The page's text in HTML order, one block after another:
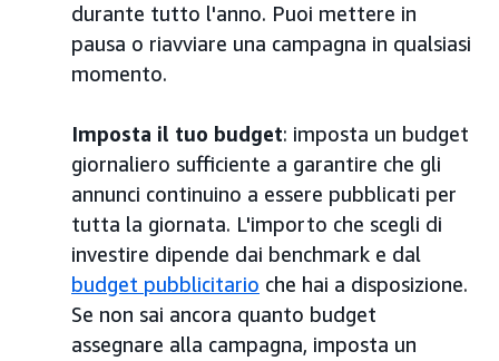
durante tutto l'anno. Puoi mettere in
pausa o riavviare una campagna in qualsiasi
momento.
Imposta il tuo budget: imposta un budget
giornaliero sufficiente a garantire che gli
annunci continuino a essere pubblicati per
tutta la giornata. L'importo che scegli di
investire dipende dai benchmark e dal
budget pubblicitario che hai a disposizione.
Se non sai ancora quanto budget
assegnare alla campagna, imposta un